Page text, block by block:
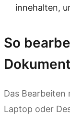
innehalten,
So
Das
Laptop oder